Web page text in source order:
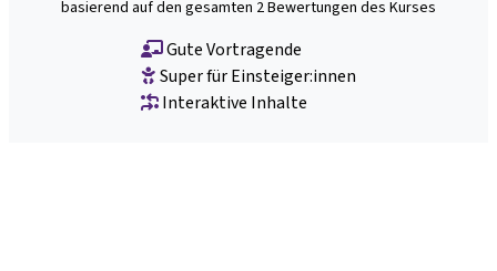
basierend auf den gesamten 2 Bewertungen des Kurses
Gute Vortragende
Super für Einsteiger:innen
Interaktive Inhalte